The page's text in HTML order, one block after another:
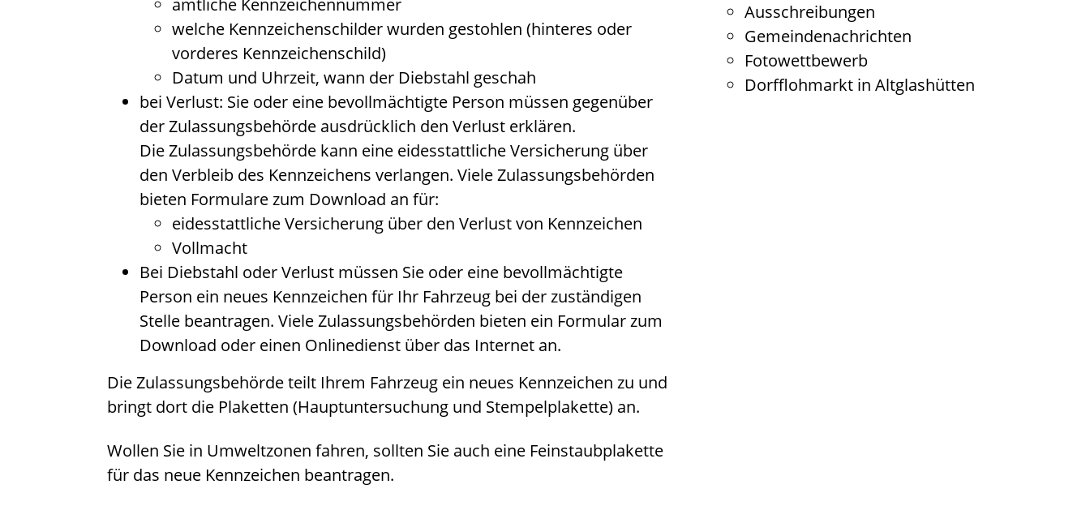
Ausschreibungen
Gemeindenachrichten
Fotowettbewerb
Dorfflohmarkt in Altglashütten
welche Kennzeichenschilder wurden gestohlen (hinteres oder
vorderes Kennzeichenschild)
Datum und Uhrzeit, wann der Diebstahl geschah
bei Verlust: Sie oder eine bevollmächtigte Person müssen gegenüber
der Zulassungsbehörde ausdrücklich den Verlust erklären.
Die Zulassungsbehörde kann eine eidesstattliche Versicherung über
den Verbleib des Kennzeichens verlangen. Viele Zulassungsbehörden
bieten Formulare zum Download an für:
eidesstattliche Versicherung über den Verlust von Kennzeichen
Vollmacht
Bei Diebstahl oder Verlust müssen Sie oder eine bevollmächtigte
Person ein neues Kennzeichen für Ihr Fahrzeug bei der zuständigen
Stelle beantragen. Viele Zulassungsbehörden bieten ein Formular zum
Download oder einen Onlinedienst über das Internet an.
Die Zulassungsbehörde teilt Ihrem Fahrzeug ein neues Kennzeichen zu und
bringt dort die Plaketten (Hauptuntersuchung und Stempelplakette) an.
Wollen Sie in Umweltzonen fahren, sollten Sie auch eine Feinstaubplakette
für das neue Kennzeichen beantragen.